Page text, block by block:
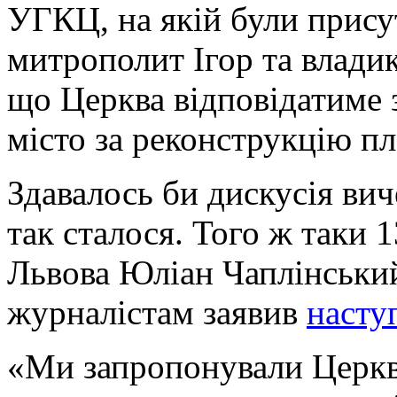
УГКЦ, на якій були
митрополит Ігор та
що Церква відповідатиме
місто за реконструкцію
Здавалось би дискусія
так сталося. Того ж таки
Львова Юліан
журналістам заявив
«Ми запропонували